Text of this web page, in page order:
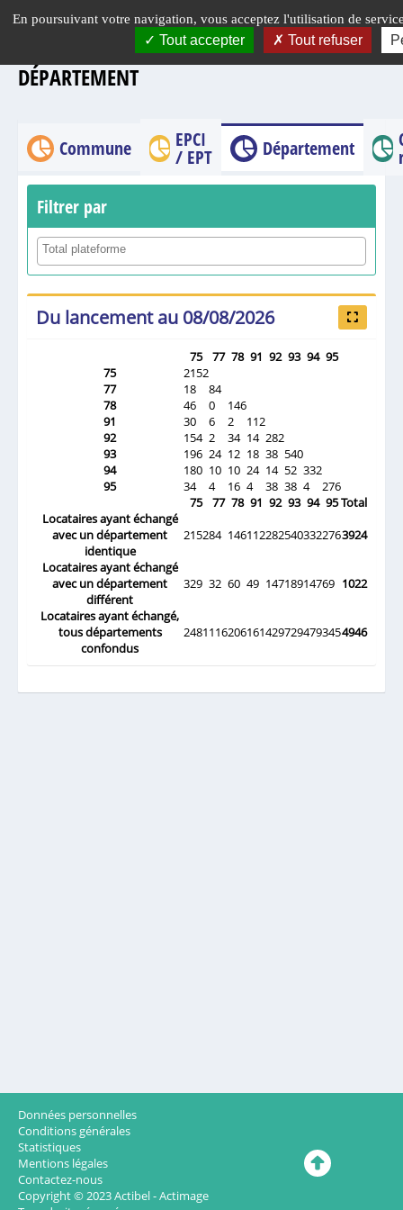
DÉPARTEMENT
Commune EPCI
/ EPT Département
Filtrer par
Du lancement au 08/08/2026
75 77 78 91 92 93 94 95
75
2152
77
18
84
78
46 0
146
91
30 6 2
112
92
154 2 34 14 282
93
196 24 12 18 38 540
94
180 10 10 24 14 52 332
95
34 4 16 4 38 38 4
276
75
77 78 91 92 93 94 95Total
Locataires ayant échangé
avec un département
identique
215284 1461122825403322763924
Locataires ayant échangé
avec un département
différent
329 32 60 49 14718914769 1022
Locataires ayant échangé,
tous départements
confondus
24811162061614297294793454946
Données personnelles
Conditions générales
Statistiques
Mentions légales
Contactez-nous
Copyright © 2023Actibel - Actimage
En poursuivant votre navigation, vous acceptez l'utilisation de
Tout accepter Tout refuser